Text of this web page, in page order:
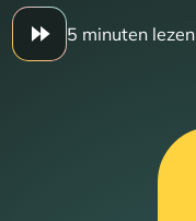
5 minuten lezen